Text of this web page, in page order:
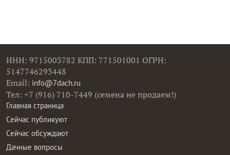
ИНН: 9715003782 КПП: 771501001 ОГРН:
5147746293448
Email: info@7dach.ru
Тел: +7 (916) 710-7449 (семена не продаем!)
Главная страница
Сейчас публикуют
Сейчас обсуждают
Дачные вопросы